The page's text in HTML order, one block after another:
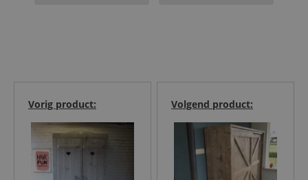
Volgend product:
Vorig product: